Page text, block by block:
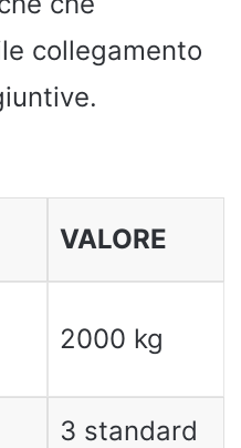
collegamento
VALORE
2000 kg
3 standard